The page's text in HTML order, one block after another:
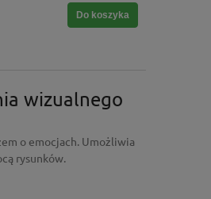
Do koszyka
wizualnego
o emocjach. Umożliwia
rysunków.